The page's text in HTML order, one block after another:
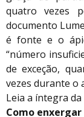
quatro vezes
documento
é fonte e o
“número
de exceção,
vezes durante o
Leia a íntegra
Como